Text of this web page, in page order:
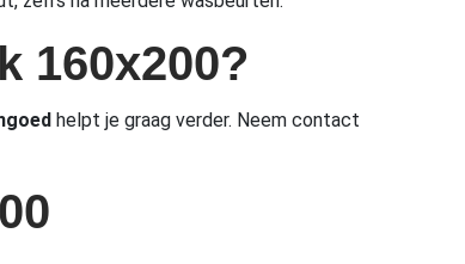
160x200?
helpt je graag verder. Neem contact